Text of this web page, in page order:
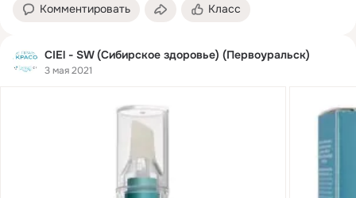
Комментировать Класс
CIEl - SW (Сибирское здоровье) (Первоуральск)
3 мая 2021